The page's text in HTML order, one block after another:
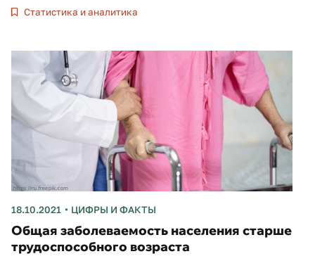
Статистика и аналитика
18.10.2021 ЦИФРЫ И ФАКТЫ
Общая заболеваемость населения старше
трудоспособного возраста